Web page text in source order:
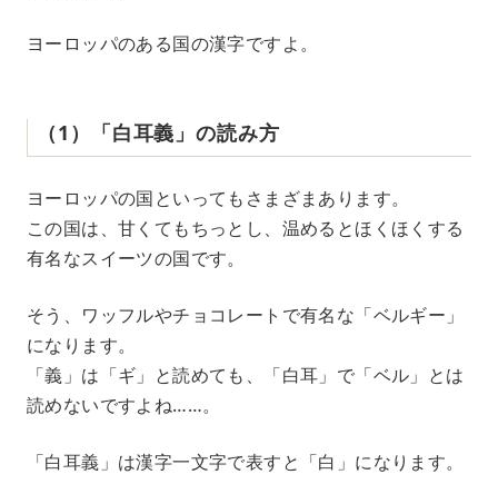
ヨーロッパのある国の漢字ですよ。
（1）「白耳義」の読み方
ヨーロッパの国といってもさまざまあります。
この国は、甘くてもちっとし、温めるとほくほくする
有名なスイーツの国です。
そう、ワッフルやチョコレートで有名な「ベルギー」
になります。
「義」は「ギ」と読めても、「白耳」で「ベル」とは
読めないですよね……。
「白耳義」は漢字一文字で表すと「白」になります。